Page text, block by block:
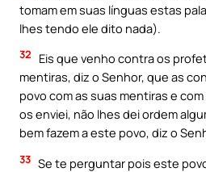
tomam em suas línguas estas
lhes tendo ele dito nada).
32
Eis que venho contra os
mentiras, diz o Senhor, que as
povo com as suas mentiras e
os enviei, não lhes dei ordem
bem fazem a este povo, diz o
33 Se te perguntar pois este